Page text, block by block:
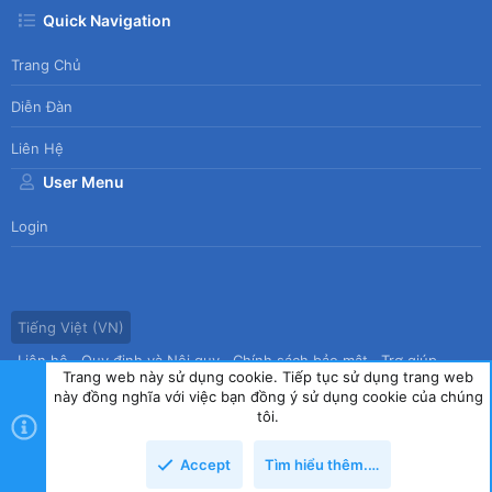
Quick Navigation
Trang Chủ
Diễn Đàn
Liên Hệ
User Menu
Login
Tiếng Việt (VN)
Liên hệ
Quy định và Nội quy Chính sách bảo mật
Trợ giúp
Trang chủ
R
copyright by Tin học Thế hệ mới
Trang web này sử dụng cookie. Tiếp tục sử dụng trang web
này đồng nghĩa với việc bạn đồng ý sử dụng cookie của chúng
tôi.
Accept Tìm hiểu thêm.…